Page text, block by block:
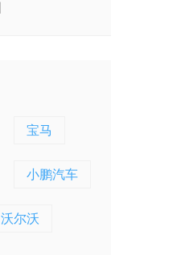
宝马
小鹏汽车
沃尔沃